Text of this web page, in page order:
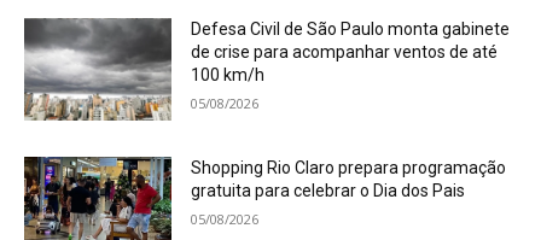
Defesa Civil de São Paulo monta gabinete
de crise para acompanhar ventos de até
100 km/h
05/08/2026
Shopping Rio Claro prepara programação
gratuita para celebrar o Dia dos Pais
05/08/2026